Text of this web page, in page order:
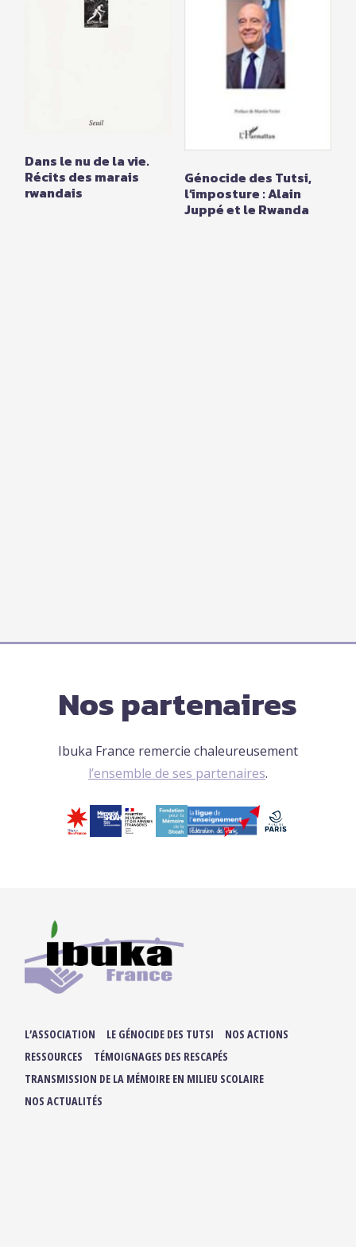
Dans le nu de la vie.
Récits des marais
rwandais
Génocide des Tutsi,
l’imposture : Alain
Juppé et le Rwanda
Nos partenaires
Ibuka France remercie chaleureusement
l’ensemble de ses partenaires.
L’ASSOCIATION LE GÉNOCIDE DES TUTSI
NOS ACTIONS
RESSOURCES
TÉMOIGNAGES DES RESCAPÉS
TRANSMISSION DE LA MÉMOIRE EN MILIEU SCOLAIRE
NOS ACTUALITÉS